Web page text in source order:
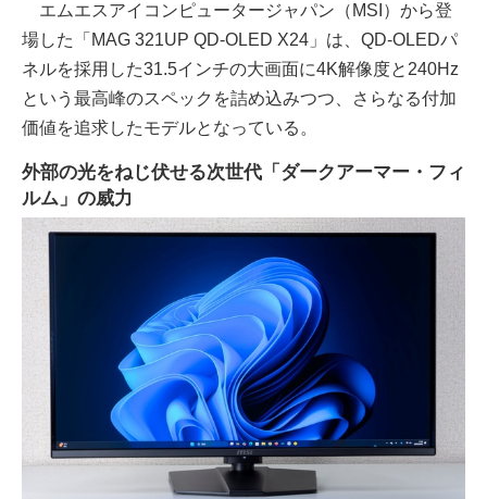
エムエスアイコンピュータージャパン（MSI）から登
場した「MAG 321UP QD-OLED X24」は、QD-OLEDパ
ネルを採用した31.5インチの大画面に4K解像度と240Hz
という最高峰のスペックを詰め込みつつ、さらなる付加
価値を追求したモデルとなっている。
外部の光をねじ伏せる次世代「ダークアーマー・フィ
ルム」の威力